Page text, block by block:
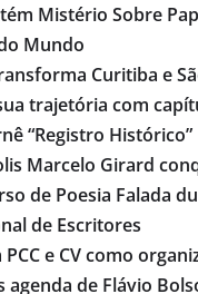
Mistério Sobre
Mundo
Curitiba e
trajetória com
“Registro Histórico”
Marcelo Girard
de Poesia Falada
de Escritores
e CV como
de Flávio